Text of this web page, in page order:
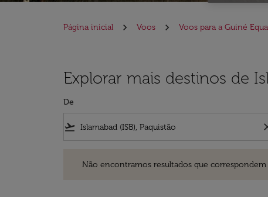
Página inicial Voos Voos para a Guiné
Explorar mais destinos de
De
flight_takeoff
Não encontramos resultados que